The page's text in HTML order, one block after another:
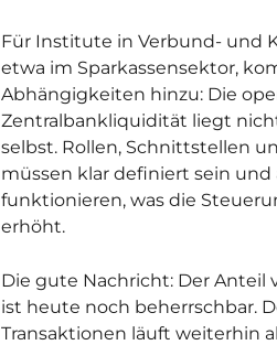
Für Institute in Verbund- und
etwa im Sparkassensektor,
Abhängigkeiten hinzu: Die
Zentralbankliquidität liegt
selbst. Rollen, Schnittstellen
müssen klar definiert sein und
funktionieren, was die
erhöht.
Die gute Nachricht: Der
ist heute noch beherrschbar.
Transaktionen läuft weiterhin